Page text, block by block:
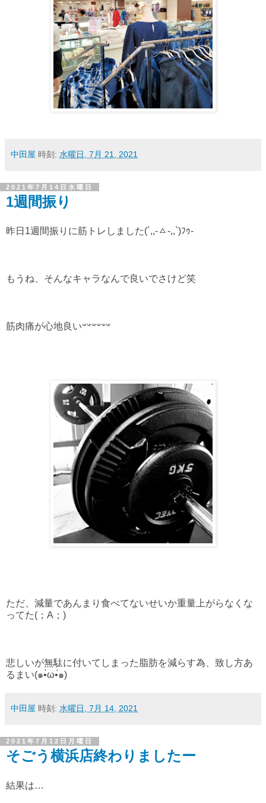
中田屋 時刻: 水曜日, 7月 21, 2021
2021年7月14日水曜日
1週間振り
昨日1週間振りに筋トレしました(´,,-ㅿ-,,`)ﾌｩ-
もうね、そんなキャラなんで良いでさけど笑
ただ、減量であんまり食べてないせいか重量上がらなくな
ってた(；A；)
悲しいが無駄に付いてしまった脂肪を減らす為、致し方あ
るまい(๑•̀ω•́๑)
中田屋 時刻: 水曜日, 7月 14, 2021
2021年7月12日月曜日
そごう横浜店終わりましたー
結果は…